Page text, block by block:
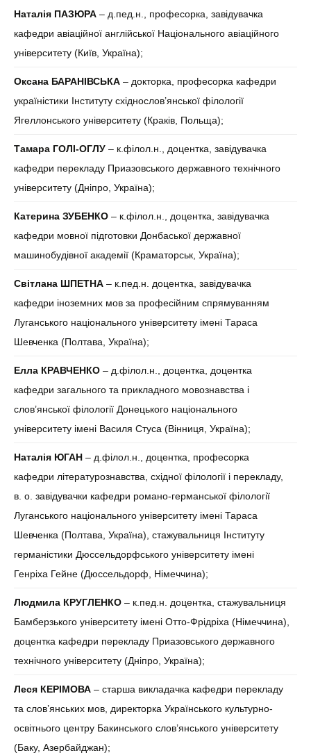
Наталія ПАЗЮРА – д.пед.н., професорка, завідувачка
кафедри авіаційної англійської Національного авіаційного
університету (Київ, Україна);
Оксана БАРАНІВСЬКА – докторка, професорка кафедри
україністики Інституту східнослов’янської філології
Ягеллонського університету (Краків, Польща);
Тамара ГОЛІ-ОГЛУ – к.філол.н., доцентка, завідувачка
кафедри перекладу Приазовського державного технічного
університету (Дніпро, Україна);
Катерина ЗУБЕНКО – к.філол.н., доцентка, завідувачка
кафедри мовної підготовки Донбаської державної
машинобудівної академії (Краматорськ, Україна);
Світлана ШПЕТНА – к.пед.н. доцентка, завідувачка
кафедри іноземних мов за професійним спрямуванням
Луганського національного університету імені Тараса
Шевченка (Полтава, Україна);
Елла КРАВЧЕНКО – д.філол.н., доцентка, доцентка
кафедри загального та прикладного мовознавства і
слов’янської філології Донецького національного
університету імені Василя Стуса (Вінниця, Україна);
Наталія ЮГАН – д.філол.н., доцентка, професорка
кафедри літературознавства, східної філології і перекладу,
в. о. завідувачки кафедри романо-германської філології
Луганського національного університету імені Тараса
Шевченка (Полтава, Україна), стажувальниця Інституту
германістики Дюссельдорфського університету імені
Генріха Гейне (Дюссельдорф, Німеччина);
Людмила КРУГЛЕНКО – к.пед.н. доцентка, стажувальниця
Бамберзького університету імені Отто-Фрідріха (Німеччина),
доцентка кафедри перекладу Приазовського державного
технічного університету (Дніпро, Україна);
Леся КЕРІМОВА – старша викладачка кафедри перекладу
та слов’янських мов, директорка Українського культурно-
освітнього центру Бакинського слов’янського університету
(Баку, Азербайджан);